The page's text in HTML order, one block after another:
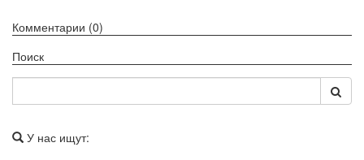
Комментарии (0)
Поиск
У нас ищут: